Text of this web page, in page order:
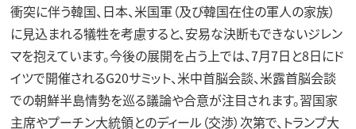
衝突に伴う韓国、日本、米国軍（及び韓国在住の軍人の家族）
に見込まれる犠牲を考慮すると、安易な決断もできないジレン
マを抱えています。今後の展開を占う上では、7月7日と8日にド
イツで開催されるG20サミット、米中首脳会談、米露首脳会談
での朝鮮半島情勢を巡る議論や合意が注目されます。習国家
主席やプーチン大統領とのディール（交渉）次第で、トランプ大